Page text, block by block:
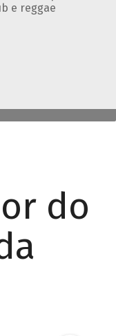
e reggae
do